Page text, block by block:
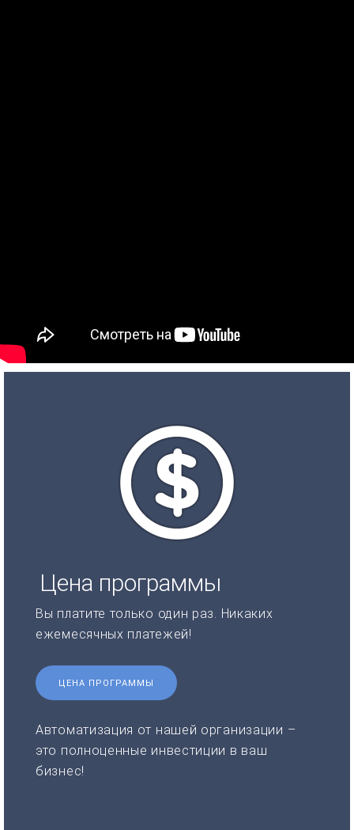
Цена программы
Вы платите только один раз. Никаких
ежемесячных платежей!
ЦЕНА ПРОГРАММЫ
Автоматизация от нашей организации –
это полноценные инвестиции в ваш
бизнес!